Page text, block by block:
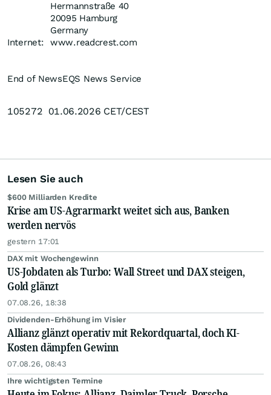
Hermannstraße 40
20095 Hamburg
Germany
Internet:
www.readcrest.com
End of NewsEQS News Service
105272 01.06.2026 CET/CEST
Lesen Sie auch
$600 Milliarden Kredite
Krise am US-Agrarmarkt weitet sich aus, Banken
werden nervös
gestern 17:01
DAX mit Wochengewinn
US-Jobdaten als Turbo: Wall Street und DAX steigen,
Gold glänzt
07.08.26, 18:38
Dividenden-Erhöhung im Visier
Allianz glänzt operativ mit Rekordquartal, doch KI-
Kosten dämpfen Gewinn
07.08.26, 08:43
Ihre wichtigsten Termine